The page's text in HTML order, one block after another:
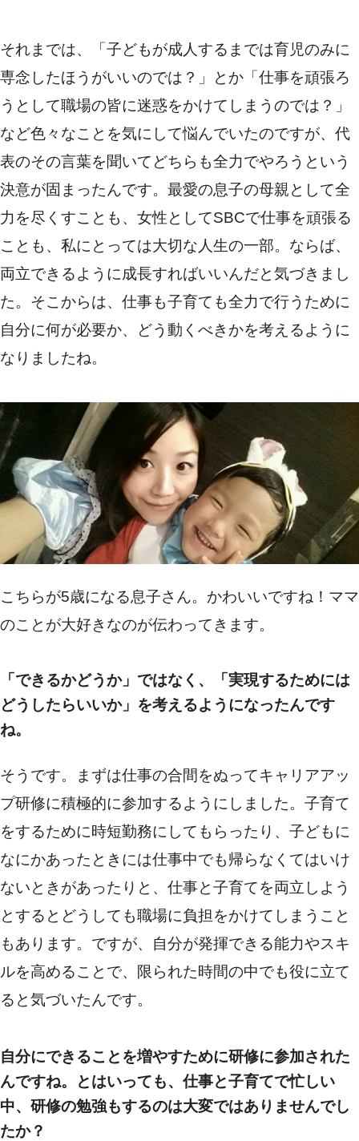
それまでは、「子どもが成人するまでは育児のみに
専念したほうがいいのでは？」とか「仕事を頑張ろ
うとして職場の皆に迷惑をかけてしまうのでは？」
など色々なことを気にして悩んでいたのですが、代
表のその言葉を聞いてどちらも全力でやろうという
決意が固まったんです。最愛の息子の母親として全
力を尽くすことも、女性としてSBCで仕事を頑張る
ことも、私にとっては大切な人生の一部。ならば、
両立できるように成長すればいいんだと気づきまし
た。そこからは、仕事も子育ても全力で行うために
自分に何が必要か、どう動くべきかを考えるように
なりましたね。
こちらが5歳になる息子さん。かわいいですね！ママ
のことが大好きなのが伝わってきます。
「できるかどうか」ではなく、「実現するためには
どうしたらいいか」を考えるようになったんです
ね。
そうです。まずは仕事の合間をぬってキャリアアッ
プ研修に積極的に参加するようにしました。子育て
をするために時短勤務にしてもらったり、子どもに
なにかあったときには仕事中でも帰らなくてはいけ
ないときがあったりと、仕事と子育てを両立しよう
とするとどうしても職場に負担をかけてしまうこと
もあります。ですが、自分が発揮できる能力やスキ
ルを高めることで、限られた時間の中でも役に立て
ると気づいたんです。
自分にできることを増やすために研修に参加された
んですね。とはいっても、仕事と子育てで忙しい
中、研修の勉強もするのは大変ではありませんでし
たか？